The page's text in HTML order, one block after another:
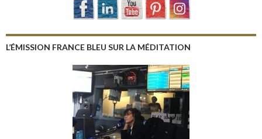
L’ÉMISSION FRANCE BLEU SUR LA MÉDITATION